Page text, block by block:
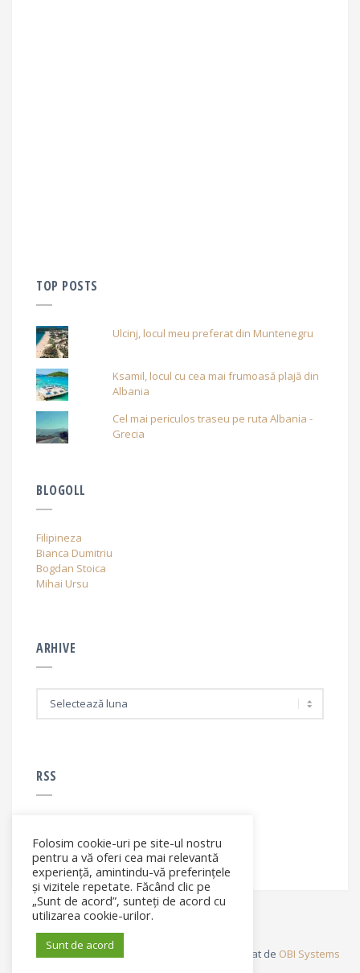
TOP POSTS
Ulcinj, locul meu preferat din Muntenegru
Ksamil, locul cu cea mai frumoasă plajă din
Albania
Cel mai periculos traseu pe ruta Albania -
Grecia
BLOGOLL
Filipineza
Bianca Dumitriu
Bogdan Stoica
Mihai Ursu
ARHIVE
RSS
RSS - articole
© Elena Filip. All rights reserved ® - Site dezvoltat de OBI Systems
Folosim cookie-uri pe site-ul nostru
pentru a vă oferi cea mai relevantă
experiență, amintindu-vă preferințele
și vizitele repetate. Făcând clic pe
„Sunt de acord”, sunteți de acord cu
utilizarea cookie-urilor.
Sunt de acord